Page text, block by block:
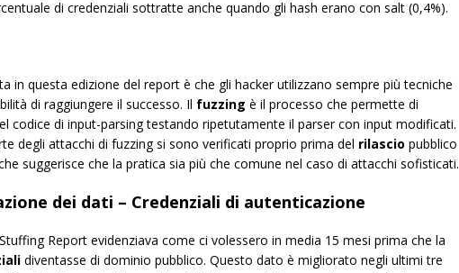
di credenziali sottratte anche quando gli hash erano con salt (0,4%).
in questa edizione del report è che gli hacker utilizzano sempre più tecniche
di raggiungere il successo. Il fuzzing è il processo che permette di
codice di input-parsing testando ripetutamente il parser con input modificati.
degli attacchi di fuzzing si sono verificati proprio prima del rilascio pubblico
suggerisce che la pratica sia più che comune nel caso di attacchi sofisticati.
dei dati – Credenziali di autenticazione
Report evidenziava come ci volessero in media 15 mesi prima che la
diventasse di dominio pubblico. Questo dato è migliorato negli ultimi tre